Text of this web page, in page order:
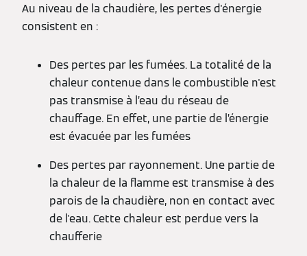
Au niveau de la chaudière, les pertes d'énergie
consistent en :
Des pertes par les fumées. La totalité de la
chaleur contenue dans le combustible n'est
pas transmise à l’eau du réseau de
chauffage. En effet, une partie de l’énergie
est évacuée par les fumées
Des pertes par rayonnement. Une partie de
la chaleur de la flamme est transmise à des
parois de la chaudière, non en contact avec
de l'eau. Cette chaleur est perdue vers la
chaufferie